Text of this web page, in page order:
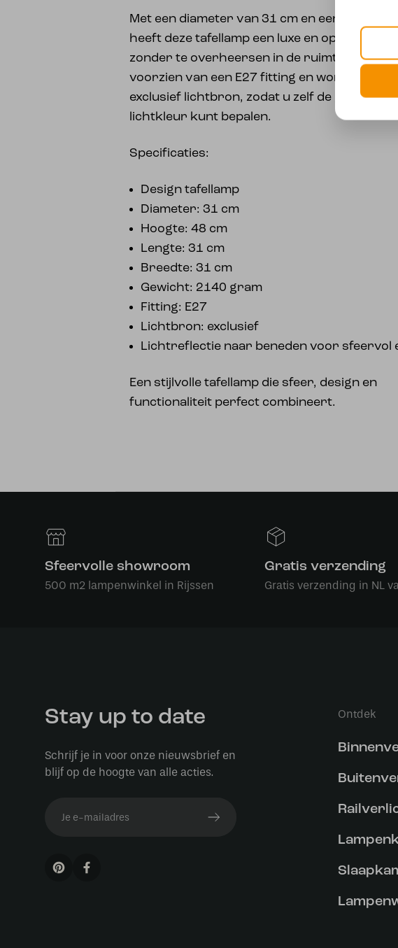
Met een diameter van 31 cm en een hoogte
heeft deze tafellamp een luxe en opvallende
zonder te overheersen in de ruimte. De
voorzien van een E27 fitting en wordt
exclusief lichtbron, zodat u zelf de gewenste
lichtkleur kunt bepalen.
Specificaties:
Design tafellamp
Diameter: 31 cm
Hoogte: 48 cm
Lengte: 31 cm
Breedte: 31 cm
Gewicht: 2140 gram
Fitting: E27
Lichtbron: exclusief
Lichtreflectie naar beneden voor sfeervol
Een stijlvolle tafellamp die sfeer, design en
functionaliteit perfect combineert.
Sfeervolle showroom
500 m2 lampenwinkel in Rijssen
Gratis verzending
Gratis verzending in NL
Stay up to date
Schrijf je in voor onze nieuwsbrief en
blijf op de hoogte van alle acties.
Ontdek